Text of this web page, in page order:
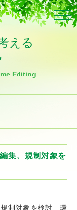
える
Editing
Click
集、規制対象を
規制対象を検討 環